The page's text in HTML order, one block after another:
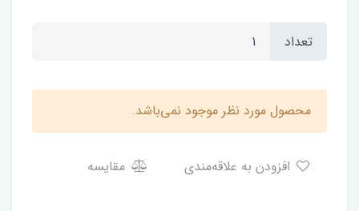
تعداد
محصول مورد نظر موجود نمی‌باشد.
مقایسه